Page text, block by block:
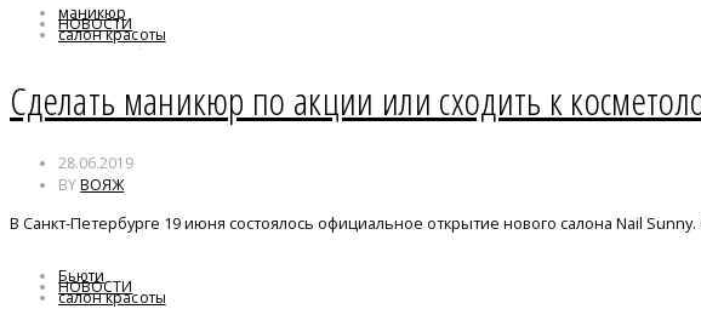
НОВОСТИ
маникюр
салон красоты
уход за собой
Сделать маникюр по акции или сходить к
28.06.2019
BYВОЯЖ
В Санкт-Петербурге 19 июня состоялось официальное открытие нового салона Nail
НОВОСТИ
Бьюти
салон красоты